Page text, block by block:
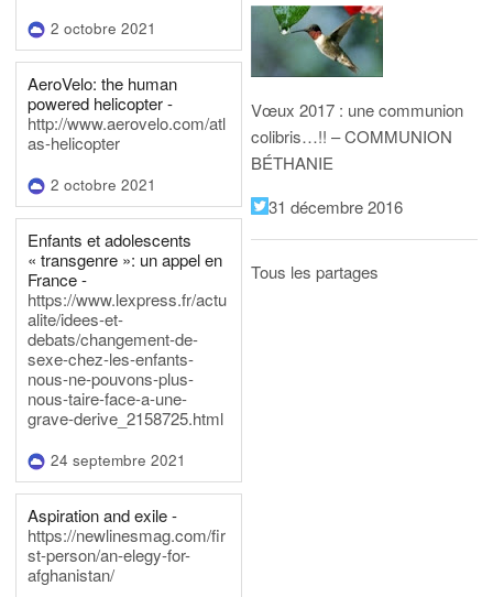
2 octobre 2021
AeroVelo: the human
powered helicopter -
http://www.aerovelo.com/atl
as-helicopter
2 octobre 2021
Enfants et adolescents
« transgenre »: un appel en
France -
https://www.lexpress.fr/actu
alite/idees-et-
debats/changement-de-
sexe-chez-les-enfants-
nous-ne-pouvons-plus-
nous-taire-face-a-une-
grave-derive_2158725.html
24 septembre 2021
Aspiration and exile -
https://newlinesmag.com/fir
st-person/an-elegy-for-
afghanistan/
Vœux 2017 : une communion
colibris…!! – COMMUNION
BÉTHANIE
31 décembre 2016
Tous les partages